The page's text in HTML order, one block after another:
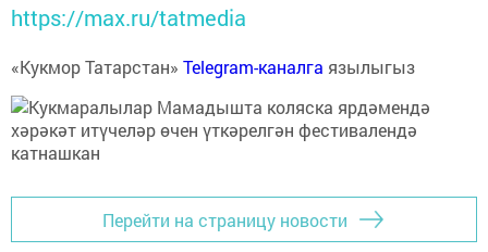
https://max.ru/tatmedia
«Кукмор Татарстан» Telegram-каналга язылыгыз
Перейти на страницу новости